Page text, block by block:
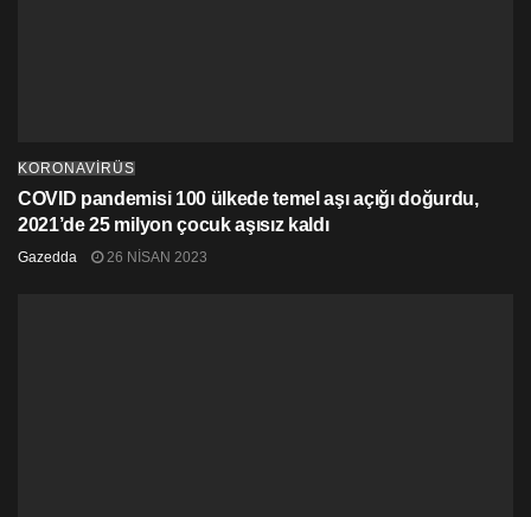
KORONAVİRÜS
COVID pandemisi 100 ülkede temel aşı açığı doğurdu,
2021’de 25 milyon çocuk aşısız kaldı
Gazedda 26 NISAN 2023